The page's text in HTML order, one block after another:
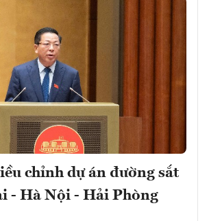
chỉnh dự án đường sắt
- Hà Nội - Hải Phòng